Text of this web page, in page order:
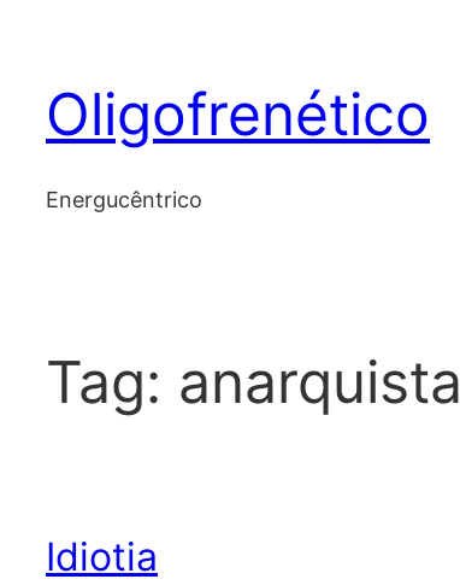
content
Oligofrenético
Energucêntrico
Tag: anarquista
Idiotia